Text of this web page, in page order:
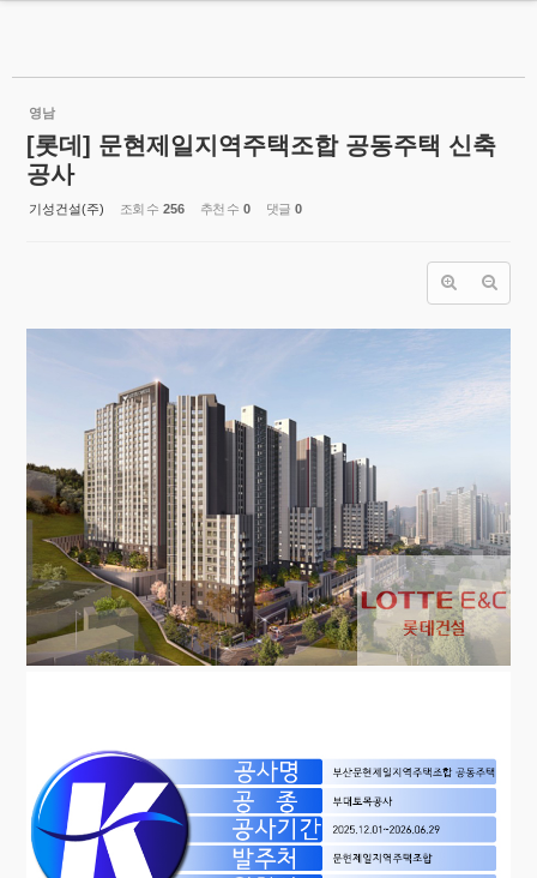
영남
[롯데] 문현제일지역주택조합 공동주택 신축
공사
기성건설(주) 조회 수 256 추천 수 0 댓글 0
회사소개
- 주요실적
Sketchbook5, 스케치북5